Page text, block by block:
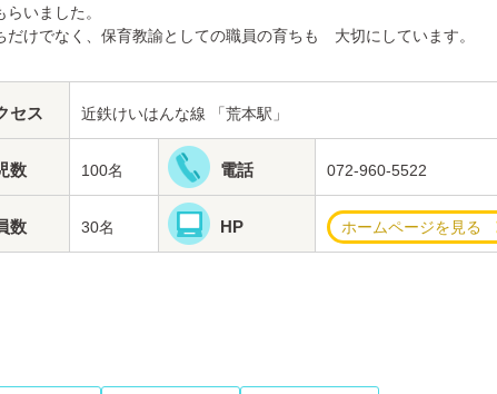
いました。
だけでなく、保育教諭としての職員の育ちも 大切にしています。
セス 近鉄けいはんな線 「荒本駅」
数 100名 電話 072-960-5522
数 30名 HP ホームページを見る